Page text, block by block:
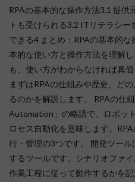
RPAの基本的な操作方法3.1 提
トも受けられる3.2 ITリテラシ
できる4 まとめ：RPAの基本的
本的な使い方と操作方法を理解
も、使い方がわからなければ真
まずはRPAの仕組みや歴史、ど
るのかを解説します。 RPAの仕
Automation」の略語で、ロボッ
ロセス自動化を意味します。
行・管理の3つです。 開発ツー
するツールです。シナリオファ
作業工程に従って動作するかを